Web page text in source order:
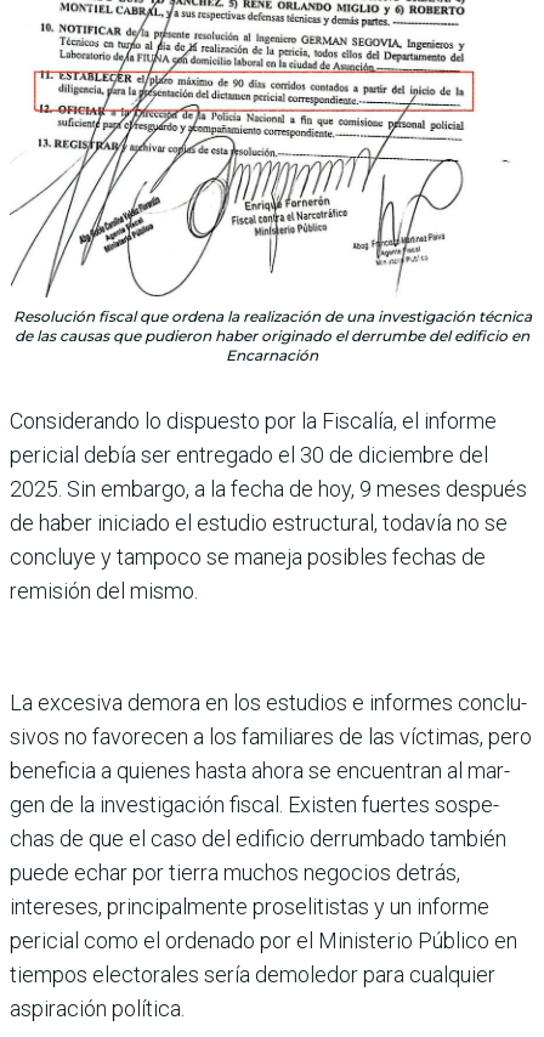
Resolución fiscal que ordena la realización de una investigación técnica
de las causas que pudieron haber originado el derrumbe del edificio en
Encarnación
Considerando lo dispuesto por la Fiscalía, el informe
pericial debía ser entre­gado el 30 de diciembre del
2025. Sin embargo, a la fecha de hoy, 9 meses des­pués
de haber iniciado el estudio estructural, toda­vía no se
concluye y tampoco se maneja posibles fechas de
remisión del mismo.
La excesiva demora en los estudios e informes conclu­
sivos no favorecen a los fami­liares de las víctimas, pero
beneficia a quienes hasta ahora se encuentran al mar­
gen de la investigación fis­cal. Existen fuertes sospe­
chas de que el caso del edificio derrumbado también
puede echar por tierra muchos negocios detrás,
intereses, principalmente proselitistas y un informe
pericial como el ordenado por el Ministe­rio Público en
tiempos elec­torales sería demoledor para cualquier
aspiración política.